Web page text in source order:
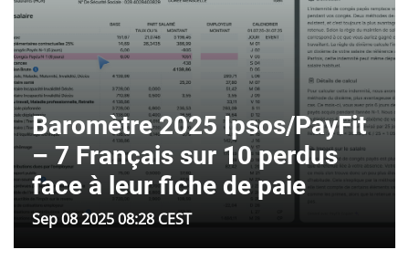
Baromètre 2025 Ipsos/PayFit
– 7 Français sur 10 perdus
face à leur fiche de paie
Sep 08 2025 08:28 CEST